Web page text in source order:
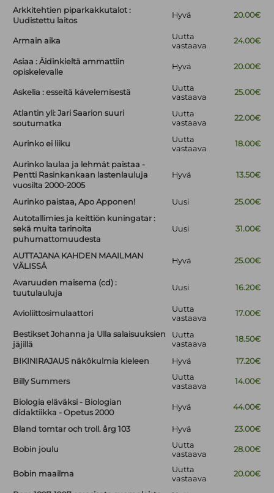
Arkkitehtien piparkakkutalot :
Uudistettu laitos
Hyvä 20.00€
Armain aika
Uutta
vastaava
24.00€
Asiaa : Äidinkieltä ammattiin
opiskelevalle
Hyvä 20.00€
Askelia : esseitä kävelemisestä
Uutta
vastaava
25.00€
Atlantin yli: Jari Saarion suuri
soutumatka
Uutta
vastaava
22.00€
Aurinko ei liiku
Uutta
vastaava
18.00€
Aurinko laulaa ja lehmät paistaa -
Pentti Rasinkankaan lastenlauluja
vuosilta 2000-2005
Hyvä 13.50€
Aurinko paistaa, Apo Apponen! Uusi
25.00€
Autotallimies ja keittiön kuningatar :
sekä muita tarinoita
puhumattomuudesta
Uusi 31.00€
AUTTAJANA KAHDEN MAAILMAN
VÄLISSÄ
Hyvä 25.00€
Avaruuden maisema (cd) :
tuutulauluja
Uusi 16.20€
Avioliittosimulaattori
Uutta
vastaava
17.00€
Bestikset Johanna ja Ulla salaisuuksien
jäjillä
Uutta
vastaava
18.50€
BIKINIRAJAUS näkökulmia kieleen Hyvä 17.20€
Billy Summers
Uutta
vastaava
14.00€
Biologia eläväksi - Biologian
didaktiikka - Opetus 2000
Hyvä 44.00€
Bland tomtar och troll. årg 103 Hyvä 23.00€
Bobin joulu
Uutta
vastaava
28.00€
Bobin maailma
Uutta
vastaava
20.00€